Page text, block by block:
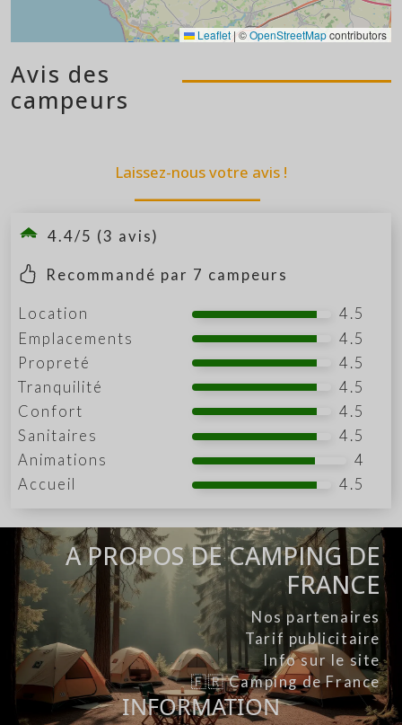
Leaflet | ©OpenStreetMapcontributors
Avis des
campeurs
Laissez-nous votre avis !
4.4/5 (3 avis)
Recommandé par 7 campeurs
Location
4.5
Emplacements
4.5
Propreté
4.5
Tranquilité
4.5
Confort
4.5
Sanitaires
4.5
Animations
4
Accueil
4.5
A PROPOS DE CAMPING DE
FRANCE
Nos partenaires
Tarif publicitaire
Info sur le site
🇫🇷 Camping de France
INFORMATION